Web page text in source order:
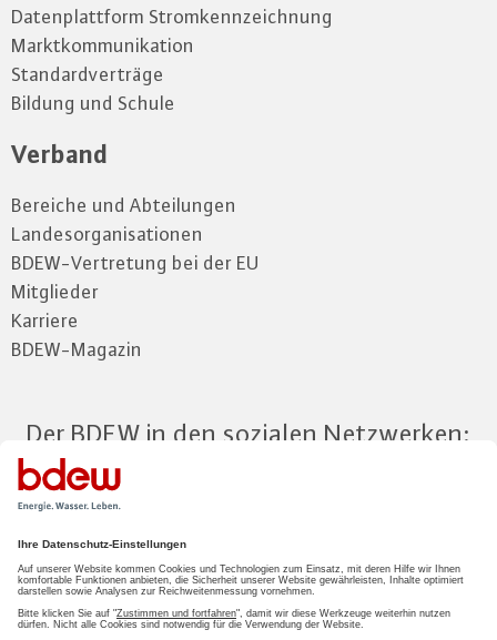
Datenplattform Stromkennzeichnung
Marktkommunikation
Standardverträge
Bildung und Schule
Verband
Bereiche und Abteilungen
Landesorganisationen
BDEW-Vertretung bei der EU
Mitglieder
Karriere
BDEW-Magazin
Der BDEW in den sozialen Netzwerken:
Zum Mitgliederbereich
LOGIN